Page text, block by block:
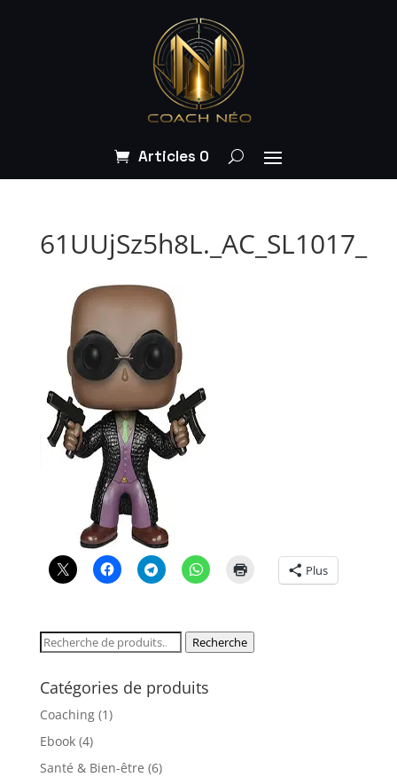
Articles 0
61UUjSz5h8L._AC_SL1017_
Plus
Recherche
Recherche
Catégories de produits
Coaching (1)
Ebook (4)
Santé & Bien-être (6)